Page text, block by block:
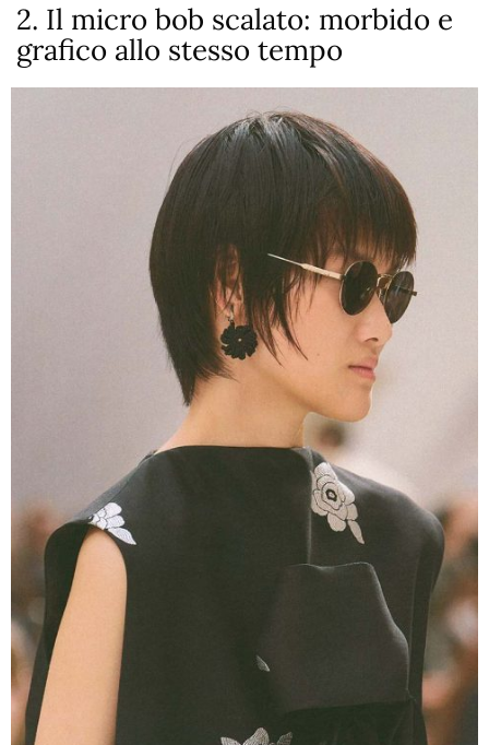
2. Il micro bob scalato: morbido e
grafico allo stesso tempo